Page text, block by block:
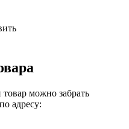
можно забрать
адресу: